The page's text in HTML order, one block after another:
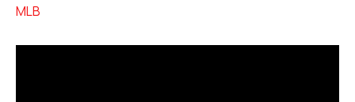
MLB